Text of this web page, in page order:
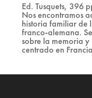
Ed. Tusquets, 396
Nos encontramos
historia familiar de
franco-alemana.
sobre la memoria
centrado en